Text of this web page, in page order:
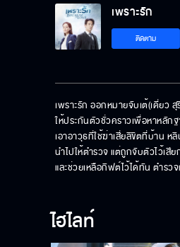
เพราะรัก
ติดตาม
เพราะรัก ออกหมายจับเต้(เดี่ยว
ให้ประกันตัวชั่วคราวเพื่อหาหลัก
เอาอาวุธที่ใช้ฆ่าเสี่ยลิขิตที่บ้าน ห
นำไปให้ตำรวจ แต่ถูกจับตัวไว้เ
และช่วยเหลือกิฟต์ไว้ได้ทัน ตำร
ไฮไลท์